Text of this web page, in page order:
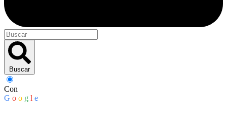
Buscar
Con
G o o g l e